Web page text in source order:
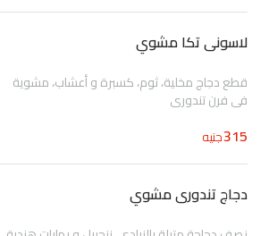
لاسونى تكا مشوي
قطع دجاج مخلية، ثوم، كسبرة و أعشاب، مشوية
في فرن تندوري
315جنيه
دجاج تندورى مشوي